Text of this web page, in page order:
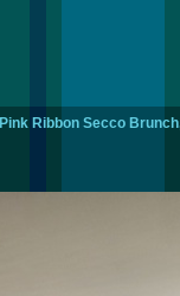
Pink Ribbon Secco